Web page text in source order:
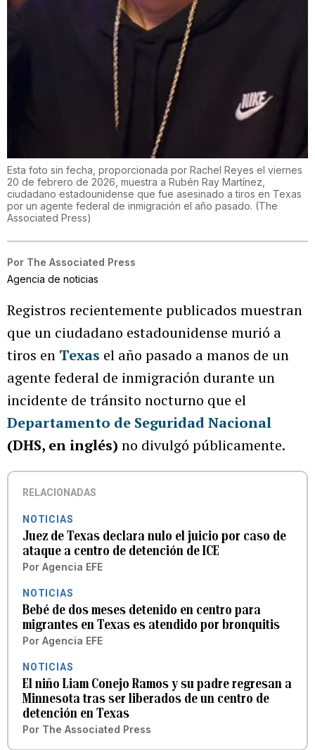
Esta foto sin fecha, proporcionada por Rachel Reyes el viernes
20 de febrero de 2026, muestra a Rubén Ray Martínez,
ciudadano estadounidense que fue asesinado a tiros en Texas
por un agente federal de inmigración el año pasado. (The
Associated Press)
Por The Associated Press
Agencia de noticias
Registros recientemente publicados muestran
que un ciudadano estadounidense murió a
tiros en Texas el año pasado a manos de un
agente federal de inmigración durante un
incidente de tránsito nocturno que el
Departamento de Seguridad Nacional
(DHS, en inglés) no divulgó públicamente.
RELACIONADAS
NOTICIAS
Juez de Texas declara nulo el juicio por caso de
ataque a centro de detención de ICE
Por Agencia EFE
NOTICIAS
Bebé de dos meses detenido en centro para
migrantes en Texas es atendido por bronquitis
Por Agencia EFE
NOTICIAS
El niño Liam Conejo Ramos y su padre regresan a
Minnesota tras ser liberados de un centro de
detención en Texas
Por The Associated Press